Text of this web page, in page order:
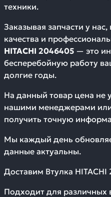
техники.
Заказывая запчасти у
качества и
HITACHI 2046405 — это
бесперебойную работу
долгие годы.
На данный товар цена не
нашими менеджерами или
получить точную
Мы каждый день
данные актуальны.
Доставим Втулка
Подходит для различных